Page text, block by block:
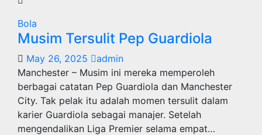
Bola
Musim Tersulit Pep Guardiola
May 26, 2025
admin
Manchester – Musim ini mereka memperoleh
berbagai catatan Pep Guardiola dan Manchester
City. Tak pelak itu adalah momen tersulit dalam
karier Guardiola sebagai manajer. Setelah
mengendalikan Liga Premier selama empat…